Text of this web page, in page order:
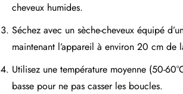
cheveux humides.
Séchez avec un sèche-cheveux équipé
maintenant l’appareil à environ 20 cm de
Utilisez une température moyenne (50-
basse pour ne pas casser les boucles.